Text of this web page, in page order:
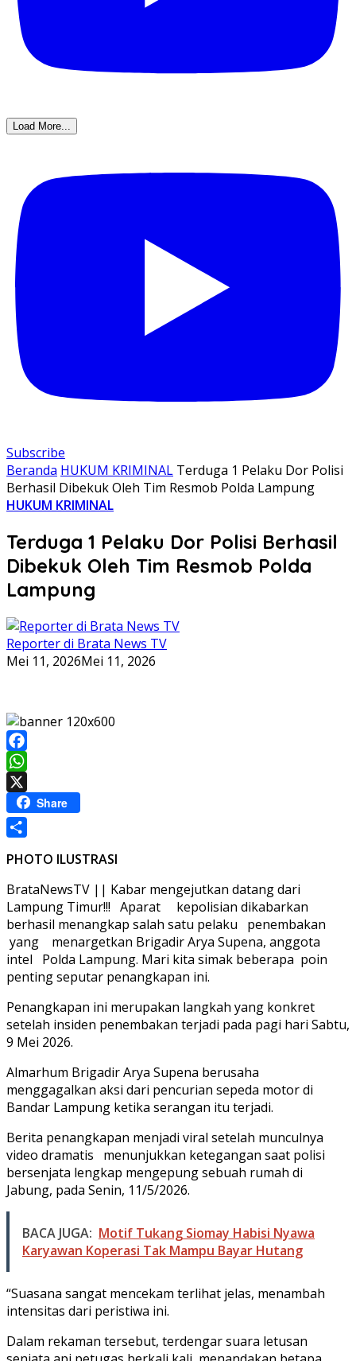
Load More...
Subscribe
Beranda HUKUM KRIMINAL Terduga 1 Pelaku Dor Polisi
Berhasil Dibekuk Oleh Tim Resmob Polda Lampung
HUKUM KRIMINAL
Terduga 1 Pelaku Dor Polisi Berhasil
Dibekuk Oleh Tim Resmob Polda
Lampung
Reporter di Brata News TV
Mei 11, 2026Mei 11, 2026
Facebook
WhatsApp
Share
PHOTO ILUSTRASI
BrataNewsTV || Kabar mengejutkan datang dari
Lampung Timur!!! Aparat kepolisian dikabarkan
berhasil menangkap salah satu pelaku penembakan
yang menargetkan Brigadir Arya Supena, anggota
intel Polda Lampung. Mari kita simak beberapa poin
penting seputar penangkapan ini.
Penangkapan ini merupakan langkah yang konkret
setelah insiden penembakan terjadi pada pagi hari Sabtu,
9 Mei 2026.
Almarhum Brigadir Arya Supena berusaha
menggagalkan aksi dari pencurian sepeda motor di
Bandar Lampung ketika serangan itu terjadi.
Berita penangkapan menjadi viral setelah munculnya
video dramatis menunjukkan ketegangan saat polisi
bersenjata lengkap mengepung sebuah rumah di
Jabung, pada Senin, 11/5/2026.
BACA JUGA: Motif Tukang Siomay Habisi Nyawa
Karyawan Koperasi Tak Mampu Bayar Hutang
“Suasana sangat mencekam terlihat jelas, menambah
intensitas dari peristiwa ini.
Dalam rekaman tersebut, terdengar suara letusan